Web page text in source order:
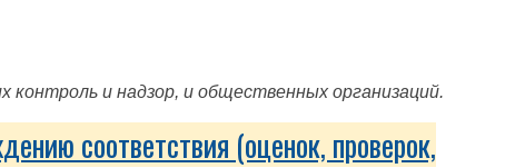
и надзор, и общественных организаций.
соответствия (оценок, проверок,